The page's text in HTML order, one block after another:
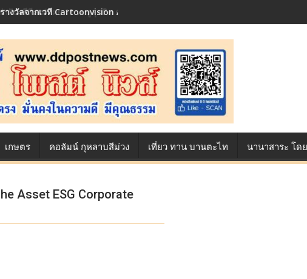
ฝัน ซีพีเอฟ เผย 10 เมนูสุดฮิต ตลอดเส้นทางการแข่งขัน True AF 2026 :
เกษตร คอลัมน์ กุหลาบสีม่วง เที่ยว ทาน บานตะไท นานาสาระ โด
Asset ESG Corporate